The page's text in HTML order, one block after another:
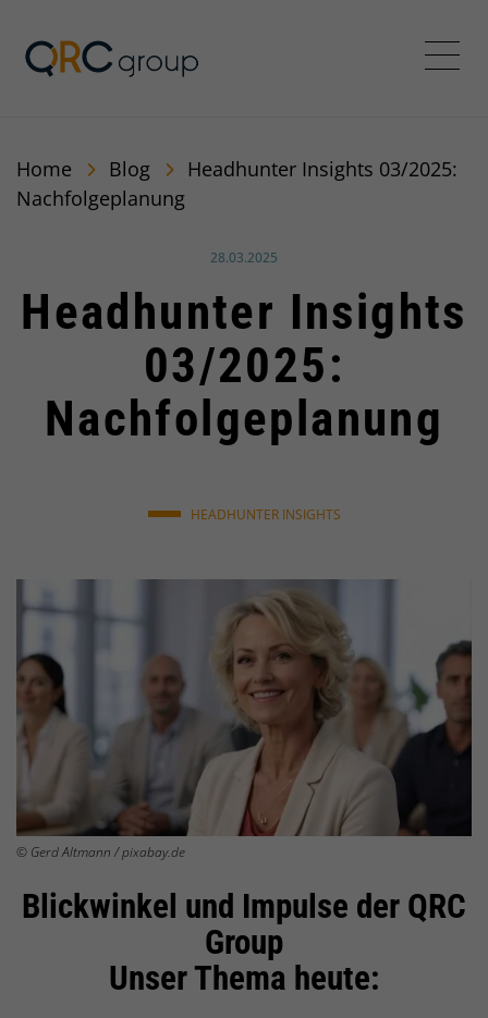
Home Blog
Headhunter Insights 03/2025:
Nachfolgeplanung
Veröffentlicht am:
28.03.2025
Headhunter Insights
03/2025:
Nachfolgeplanung
HEADHUNTER INSIGHTS
© Gerd Altmann / pixabay.de
Blickwinkel und Impulse der QRC
Group
Unser Thema heute: